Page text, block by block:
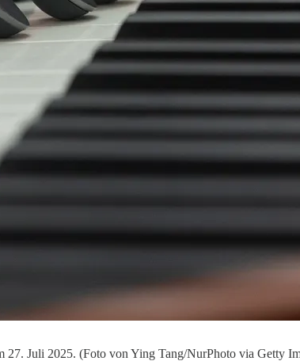
Juli 2025. (Foto von Ying Tang/NurPhoto via Getty